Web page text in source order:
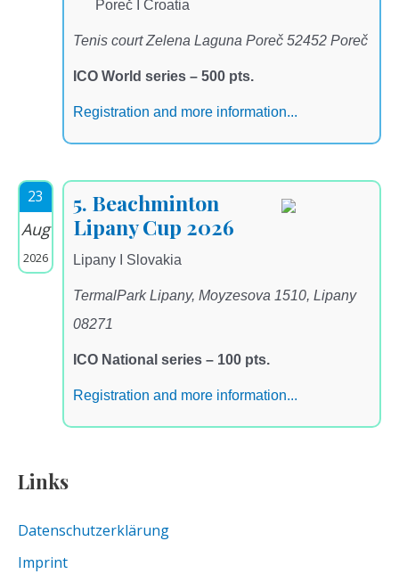
Poreč I Croatia
Tenis court Zelena Laguna Poreč 52452 Poreč
ICO World series – 500 pts.
Registration and more information...
23
Aug
2026
5. Beachminton
Lipany Cup 2026
Lipany I Slovakia
TermalPark Lipany, Moyzesova 1510, Lipany
08271
ICO National series – 100 pts.
Registration and more information...
Links
Datenschutzerklärung
Imprint